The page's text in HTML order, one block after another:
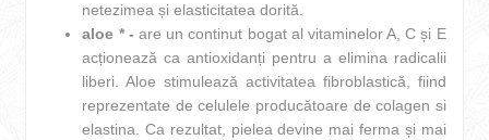
netezimea și elasticitatea dorită.
aloe * - are un continut bogat al vitaminelor A, C și E
acționează ca antioxidanți pentru a elimina radicalii
liberi. Aloe stimulează activitatea fibroblastică, fiind
reprezentate de celulele producătoare de colagen si
elastina. Ca rezultat, pielea devine mai ferma și mai